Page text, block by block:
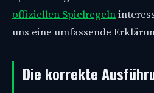
offiziellen Spielregeln
uns eine umfassende
Die korrekte